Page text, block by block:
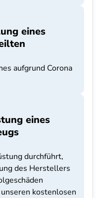
eines
aufgrund Corona
eines
durchführt,
des Herstellers
kostenlosen